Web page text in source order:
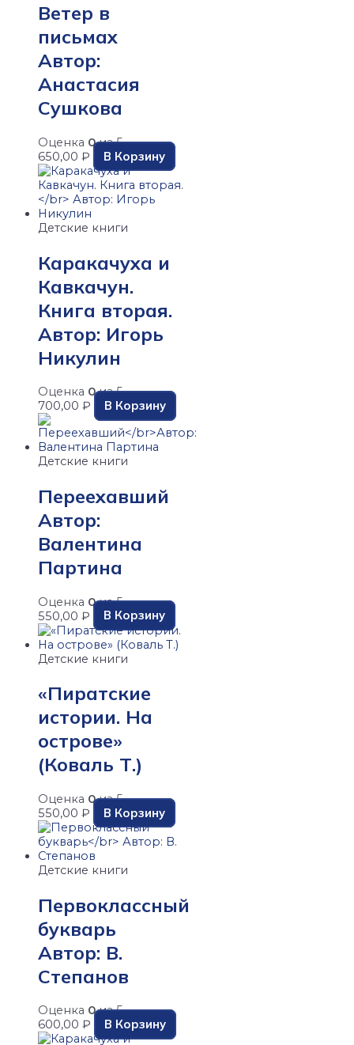
Ветер в
письмах
Автор:
Анастасия
Сушкова
Оценка 0из 5
650,00 ₽ В Корзину
Детские книги
Каракачуха и
Кавкачун.
Книга вторая.
Автор: Игорь
Никулин
Оценка 0из 5
700,00 ₽ В Корзину
Детские книги
Переехавший
Автор:
Валентина
Партина
Оценка 0из 5
550,00 ₽ В Корзину
Детские книги
«Пиратские
истории. На
острове»
(Коваль Т.)
Оценка 0из 5
550,00 ₽ В Корзину
Детские книги
Первоклассный
букварь
Автор: В.
Степанов
Оценка 0из 5
600,00 ₽ В Корзину